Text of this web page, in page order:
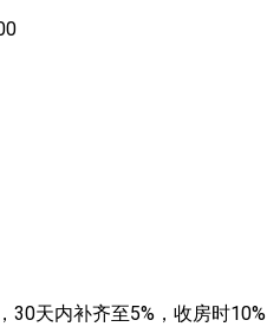
30天内补齐至5%，收房时10%